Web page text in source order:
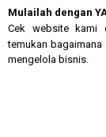
Mulailah dengan
Cek website kami
temukan
mengelola bisnis.